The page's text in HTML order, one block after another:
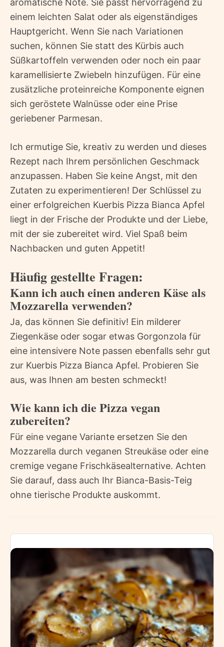
aromatische Note. Sie passt hervorragend zu
einem leichten Salat oder als eigenständiges
Hauptgericht. Wenn Sie nach Variationen
suchen, können Sie statt des Kürbis auch
Süßkartoffeln verwenden oder noch ein paar
karamellisierte Zwiebeln hinzufügen. Für eine
zusätzliche proteinreiche Komponente eignen
sich geröstete Walnüsse oder eine Prise
geriebener Parmesan.
Ich ermutige Sie, kreativ zu werden und dieses
Rezept nach Ihrem persönlichen Geschmack
anzupassen. Haben Sie keine Angst, mit den
Zutaten zu experimentieren! Der Schlüssel zu
einer erfolgreichen Kuerbis Pizza Bianca Apfel
liegt in der Frische der Produkte und der Liebe,
mit der sie zubereitet wird. Viel Spaß beim
Nachbacken und guten Appetit!
Häufig gestellte Fragen:
Kann ich auch einen anderen Käse als
Mozzarella verwenden?
Ja, das können Sie definitiv! Ein milderer
Ziegenkäse oder sogar etwas Gorgonzola für
eine intensivere Note passen ebenfalls sehr gut
zur Kuerbis Pizza Bianca Apfel. Probieren Sie
aus, was Ihnen am besten schmeckt!
Wie kann ich die Pizza vegan
zubereiten?
Für eine vegane Variante ersetzen Sie den
Mozzarella durch veganen Streukäse oder eine
cremige vegane Frischkäsealternative. Achten
Sie darauf, dass auch Ihr Bianca-Basis-Teig
ohne tierische Produkte auskommt.